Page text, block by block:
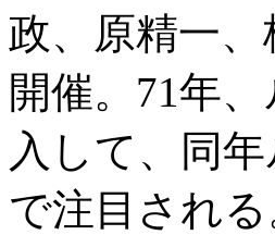
政、原精一
開催。71年
入して、同
で注目され